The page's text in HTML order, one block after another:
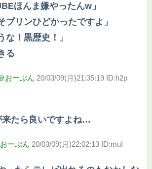
ほんま嫌やったんw」
プリンひどかったですよ」
な！黒歴史！」
る
おーぷん 20/03/09(月)21:35:19 ID:h2p
来たら良いですよね…
ーぷん 20/03/09(月)22:02:13 ID:muI